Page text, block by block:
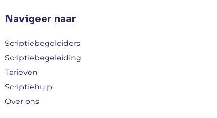
Navigeer naar
Scriptiebegeleiders
Scriptiebegeleiding
Tarieven
Scriptiehulp
Over ons